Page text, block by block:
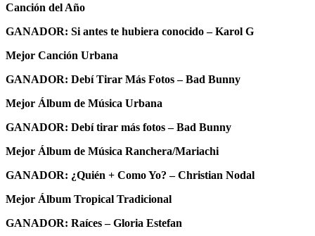
Canción del Año
GANADOR: Si antes te hubiera conocido – Karol G
Mejor Canción Urbana
GANADOR: Debí Tirar Más Fotos – Bad Bunny
Mejor Álbum de Música Urbana
GANADOR: Debí tirar más fotos – Bad Bunny
Mejor Álbum de Música Ranchera/Mariachi
GANADOR: ¿Quién + Como Yo? – Christian Nodal
Mejor Álbum Tropical Tradicional
GANADOR: Raíces – Gloria Estefan